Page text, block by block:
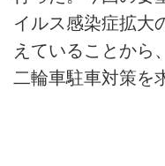
イルス感染症拡大
えていることから
二輪車駐車対策を